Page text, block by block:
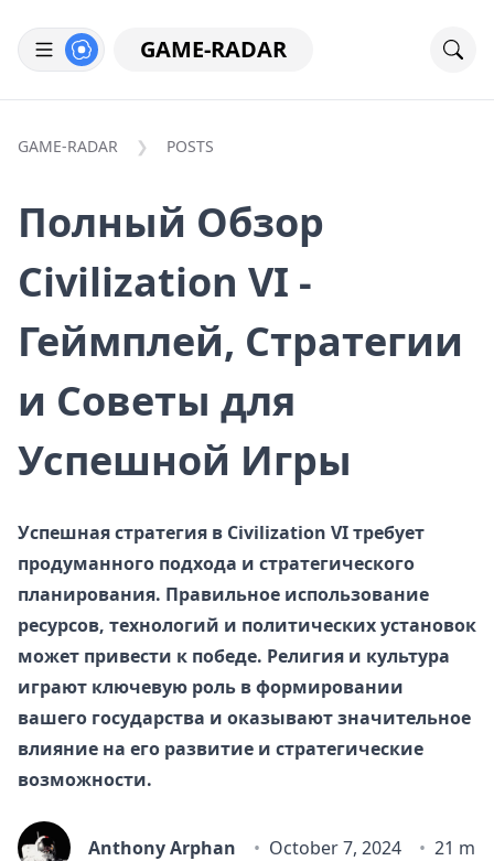
GAME-RADAR
GAME-RADAR POSTS
Полный Обзор
Civilization VI -
Геймплей, Стратегии
и Советы для
Успешной Игры
Успешная стратегия в Civilization VI требует
продуманного подхода и стратегического
планирования. Правильное использование
ресурсов, технологий и политических установок
может привести к победе. Религия и культура
играют ключевую роль в формировании
вашего государства и оказывают значительное
влияние на его развитие и стратегические
возможности.
Anthony Arphan October 7, 2024 21